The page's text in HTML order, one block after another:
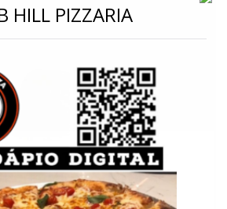
na BR-153 mata duas
Porangatu e mobiliza
e saúde pública
HILL PIZZARIA